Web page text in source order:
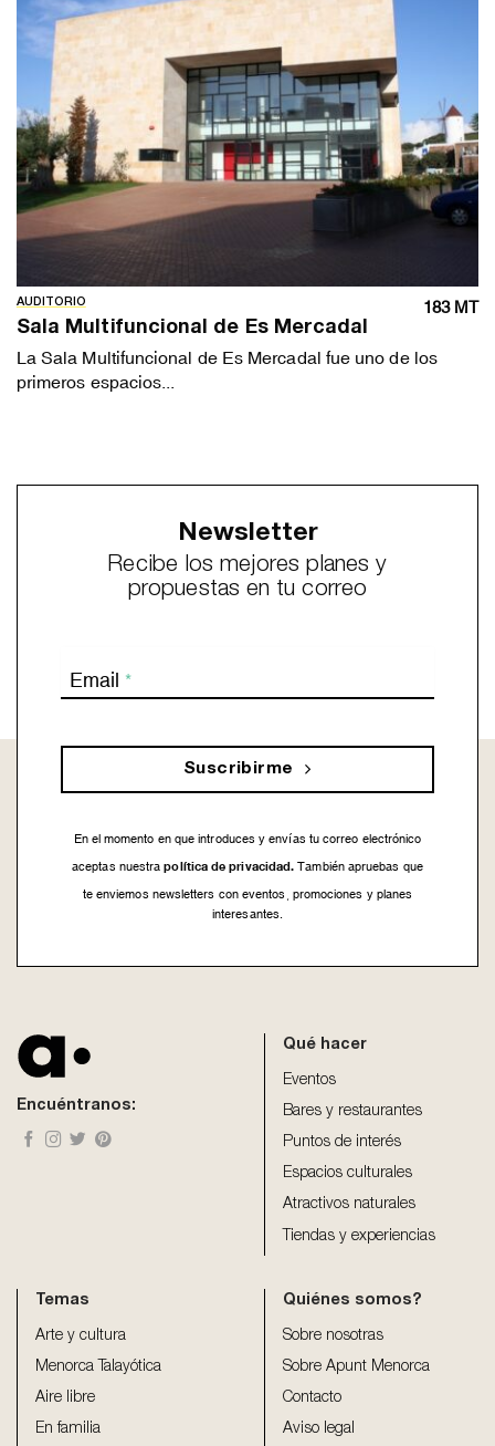
AUDITORIO 183 MT
Sala Multifuncional de Es Mercadal
La Sala Multifuncional de Es Mercadal fue uno de los
primeros espacios...
Newsletter
Recibe los mejores planes y
propuestas en tu correo
Email *
Suscribirme
En el momento en que introduces y envías tu correo electrónico
aceptas nuestra política de privacidad. También apruebas que
te enviemos newsletters con eventos, promociones y planes
interesantes.
left
Encuéntranos:
Qué hacer
Eventos
Bares y restaurantes
Puntos de interés
Espacios culturales
Atractivos naturales
Tiendas y experiencias
Temas
Arte y cultura
Menorca Talayótica
Aire libre
En familia
Quiénes somos?
Sobre nosotras
Sobre Apunt Menorca
Contacto
Aviso legal